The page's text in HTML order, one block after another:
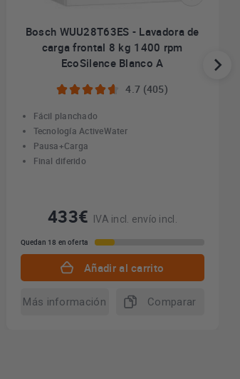
Bosch WUU28T63ES - Lavadora de
carga frontal 8 kg 1400 rpm
EcoSilence Blanco A
4.7 (405)
Fácil planchado
Tecnología ActiveWater
Pausa+Carga
Final diferido
433€ IVA incl. envío incl.
Quedan 18 en oferta
Añadir al carrito
Más información Comparar